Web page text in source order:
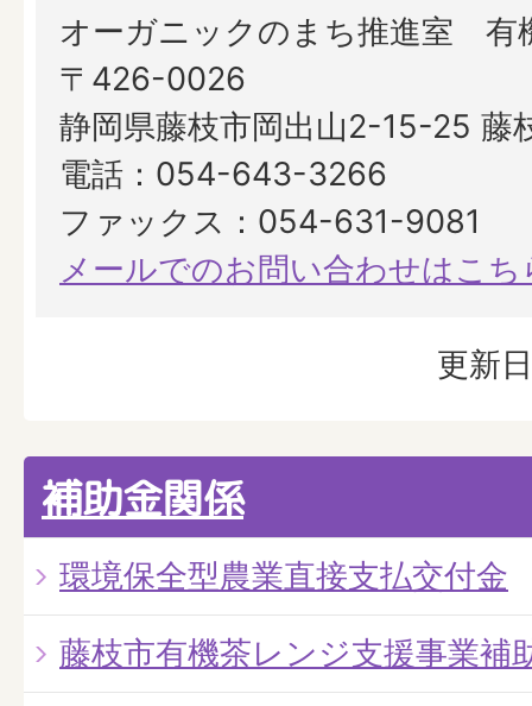
オーガニックのまち推進室 有
〒426-0026
静岡県藤枝市岡出山2-15-25 藤
電話：054-643-3266
ファックス：054-631-9081
メールでのお問い合わせはこち
更新
補助金関係
環境保全型農業直接支払交付金
藤枝市有機茶レンジ支援事業補